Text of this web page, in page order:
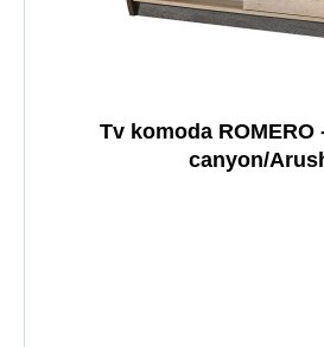
Tv komoda ROMERO
canyon/